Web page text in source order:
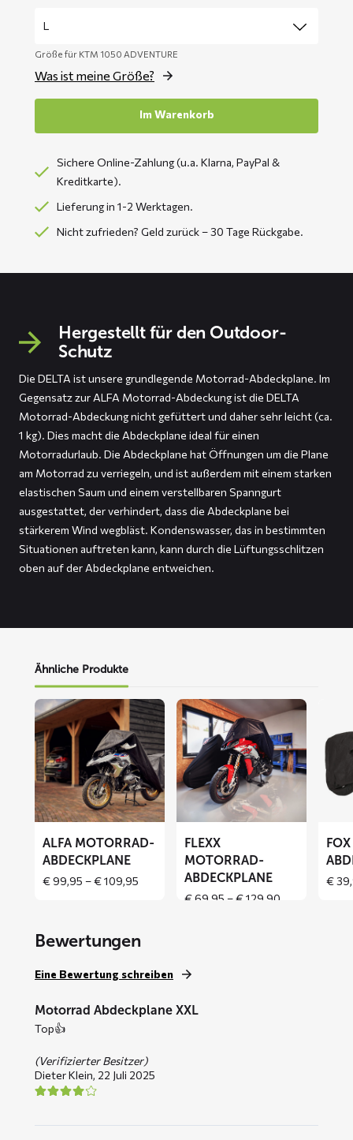
Größe für KTM 1050 ADVENTURE
Was ist meine Größe?
Im Warenkorb
Sichere Online-Zahlung (u.a. Klarna, PayPal &
Kreditkarte).
Lieferung in 1-2 Werktagen.
Nicht zufrieden? Geld zurück – 30 Tage Rückgabe.
Hergestellt für den Outdoor-
Schutz
Die DELTA ist unsere grundlegende Motorrad-Abdeckplane. Im
Gegensatz zur ALFA Motorrad-Abdeckung ist die DELTA
Motorrad-Abdeckung nicht gefüttert und daher sehr leicht (ca.
1 kg). Dies macht die Abdeckplane ideal für einen
Motorradurlaub. Die Abdeckplane hat Öffnungen um die Plane
am Motorrad zu verriegeln, und ist außerdem mit einem starken
elastischen Saum und einem verstellbaren Spanngurt
ausgestattet, der verhindert, dass die Abdeckplane bei
stärkerem Wind wegbläst. Kondenswasser, das in bestimmten
Situationen auftreten kann, kann durch die Lüftungsschlitzen
oben auf der Abdeckplane entweichen.
Ähnliche Produkte
Mehr
lesen
über
ALFA
Motorrad-
Abdeckplane
ALFA MOTORRAD-
ABDECKPLANE
€99,95 –€109,95Price
€ 109,95
Mehr
lesen
über
FLEXX
Motorrad-
Abdeckplane
FLEXX
MOTORRAD-
ABDECKPLANE
€69,95 –€129,90
über
FOX
€
Bewertungen
Eine Bewertung schreiben
Motorrad Abdeckplane XXL
Top👍
(Verifizierter Besitzer)
Dieter Klein, 22 Juli 2025